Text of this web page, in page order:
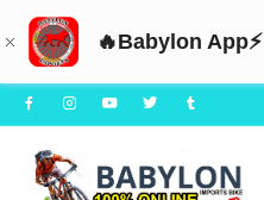
🔥Babylon App⚡
Saltar
al
contenido